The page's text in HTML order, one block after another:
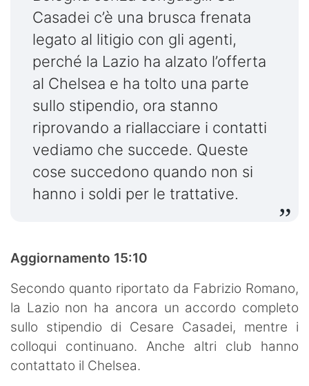
Casadei c’è una brusca frenata
legato al litigio con gli agenti,
perché la Lazio ha alzato l’offerta
al Chelsea e ha tolto una parte
sullo stipendio, ora stanno
riprovando a riallacciare i contatti
vediamo che succede. Queste
cose succedono quando non si
hanno i soldi per le trattative.
Aggiornamento 15:10
Secondo quanto riportato da Fabrizio Romano,
la Lazio non ha ancora un accordo completo
sullo stipendio di Cesare Casadei, mentre i
colloqui continuano. Anche altri club hanno
contattato il Chelsea.